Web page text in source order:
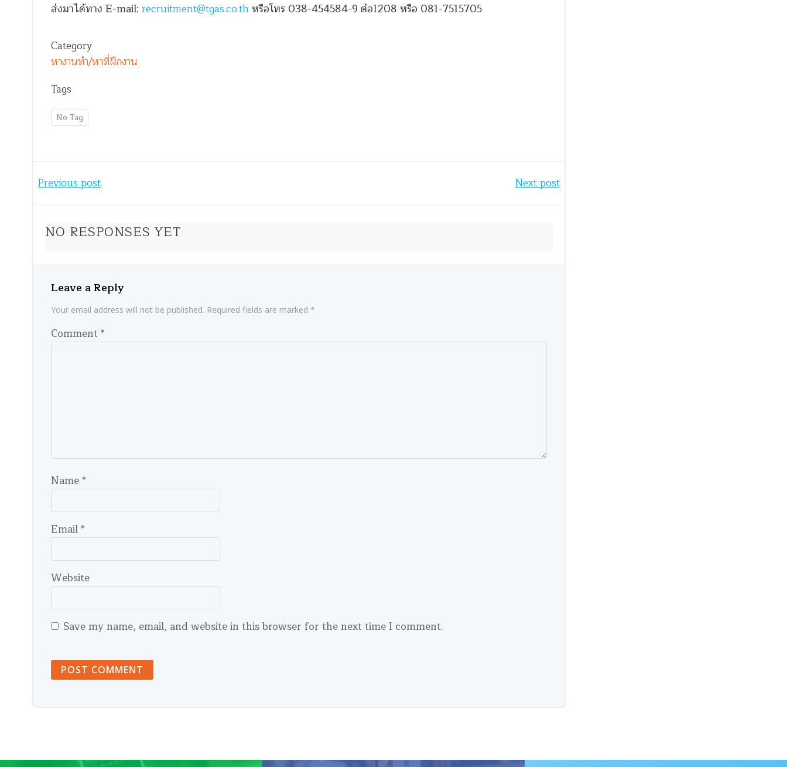
ส่งมาได้ทาง E-mail: recruitment@tgas.co.th หรือโทร 038-454584-9 ต่อ1208 หรือ 081-7515705
Category
หางานทำ/หาที่ฝึกงาน
Tags
No Tag
Post
navigation
Previous post Next post
NO RESPONSES YET
Leave a Reply
Your email address will not be published. Required fields are marked *
Comment*
Name*
Email*
Website
Save my name, email, and website in this browser for the next time I comment.